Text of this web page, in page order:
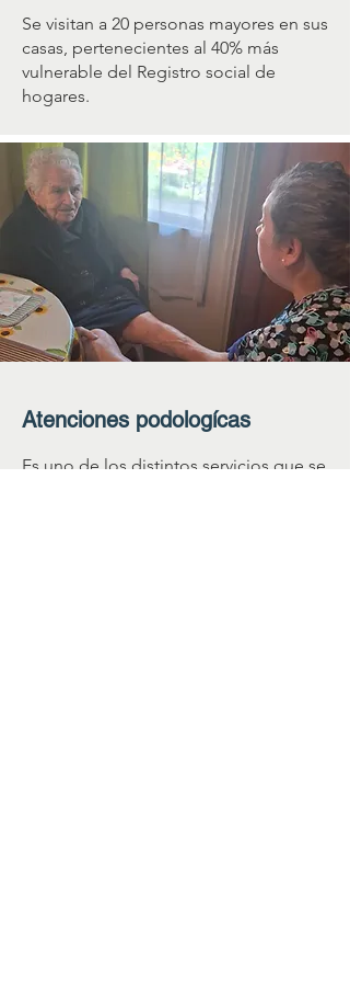
Se visitan a 20 personas mayores en sus
casas, pertenecientes al 40% más
vulnerable del Registro social de
hogares.
Atenciones podologícas
Es uno de los distintos servicios que se